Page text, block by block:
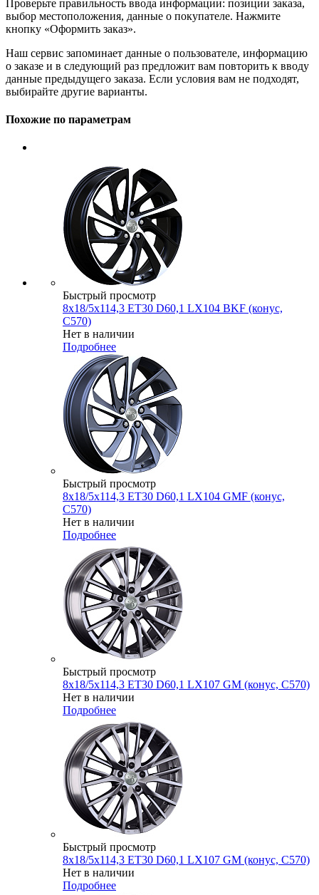
Проверьте правильность ввода информации: позиции заказа,
выбор местоположения, данные о покупателе. Нажмите
кнопку «Оформить заказ».
Наш сервис запоминает данные о пользователе, информацию
о заказе и в следующий раз предложит вам повторить к вводу
данные предыдущего заказа. Если условия вам не подходят,
выбирайте другие варианты.
Похожие по параметрам
Быстрый просмотр
8x18/5x114,3 ET30 D60,1 LX104 BKF (конус,
C570)
Нет в наличии
Подробнее
Быстрый просмотр
8x18/5x114,3 ET30 D60,1 LX104 GMF (конус,
C570)
Нет в наличии
Подробнее
Быстрый просмотр
8x18/5x114,3 ET30 D60,1 LX107 GM (конус, C570)
Нет в наличии
Подробнее
Быстрый просмотр
8x18/5x114,3 ET30 D60,1 LX107 GM (конус, C570)
Нет в наличии
Подробнее